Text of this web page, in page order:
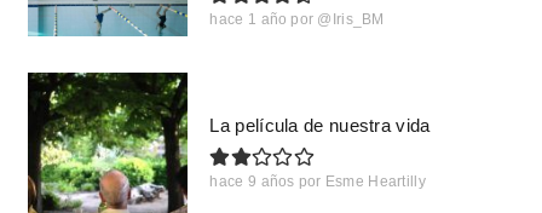
hace 1 año por @Iris_BM
La película de nuestra vida
hace 9 años por Esme Heartilly